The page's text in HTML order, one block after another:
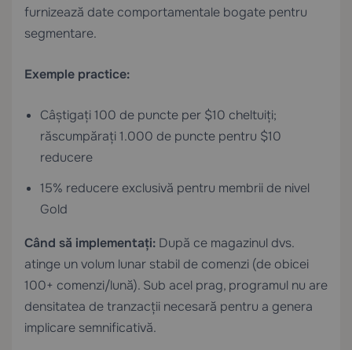
furnizează date comportamentale bogate pentru
segmentare.
Exemple practice:
Câștigați 100 de puncte per $10 cheltuiți;
răscumpărați 1.000 de puncte pentru $10
reducere
15% reducere exclusivă pentru membrii de nivel
Gold
Când să implementați: După ce magazinul dvs.
atinge un volum lunar stabil de comenzi (de obicei
100+ comenzi/lună). Sub acel prag, programul nu are
densitatea de tranzacții necesară pentru a genera
implicare semnificativă.